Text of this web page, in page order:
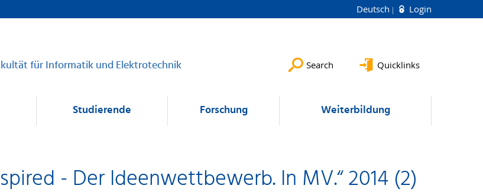
Deutsch Login
für Informatik und Elektrotechnik Search Quicklinks
Studierende Forschung Weiterbildung
- Der Ideenwettbewerb. In MV.“ 2014 (2)